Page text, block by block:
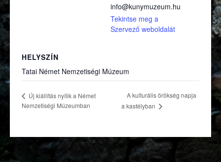
info@kunymuzeum.hu
Tekintse meg a
Szervező weboldalát(külső
HELYSZÍN
Tatai Német Nemzetiségi Múzeum
Új kiállítás nyílik a Német
Nemzetiségi Múzeumban
A kulturális örökség napja
a kastélyban